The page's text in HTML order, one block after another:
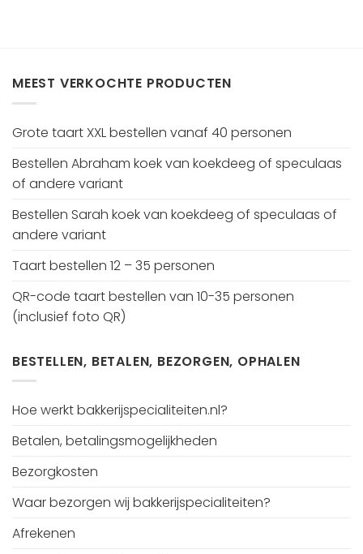
MEEST VERKOCHTE PRODUCTEN
Grote taart XXL bestellen vanaf 40 personen
Bestellen Abraham koek van koekdeeg of speculaas
of andere variant
Bestellen Sarah koek van koekdeeg of speculaas of
andere variant
Taart bestellen 12 – 35 personen
QR-code taart bestellen van 10-35 personen
(inclusief foto QR)
BESTELLEN, BETALEN, BEZORGEN, OPHALEN
Hoe werkt bakkerijspecialiteiten.nl?
Betalen, betalingsmogelijkheden
Bezorgkosten
Waar bezorgen wij bakkerijspecialiteiten?
Afrekenen